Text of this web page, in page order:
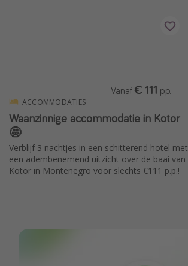
ACCOMMODATIES
Waanzinnige accommodatie in Kotor
🤩
Verblijf 3 nachtjes in een schitterend hotel met
een adembenemend uitzicht over de baai van
Kotor in Montenegro voor slechts €111 p.p.!
Vanaf € 111 p.p.